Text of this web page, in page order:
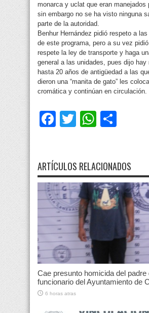
monarca y uclat que eran manejados
sin embargo no se ha visto ninguna
parte de la autoridad.
Benhur Hernández pidió respeto a
de este programa, pero a su vez
respete la ley de transporte y haga
general a las unidades, pues dijo hay
hasta 20 años de antigüedad a las
dieron una “manita de gato” les
cromática y continúan en circulación.
Facebook
Twitter
ARTÍCULOS RELACIONADOS
Cae presunto homicida del padre
funcionario del Ayuntamiento de
6 horas atras